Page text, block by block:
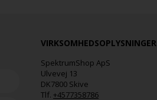
VIRKSOMHEDSOPLYSNINGER
SpektrumShop ApS
Ulvevej 13
DK7800 Skive
Tlf.+4577358786